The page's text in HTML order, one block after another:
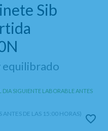
Sib
equilibrado
DIA SIGUIENTE LABORABLE ANTES
DE LAS 15:00 HORAS)